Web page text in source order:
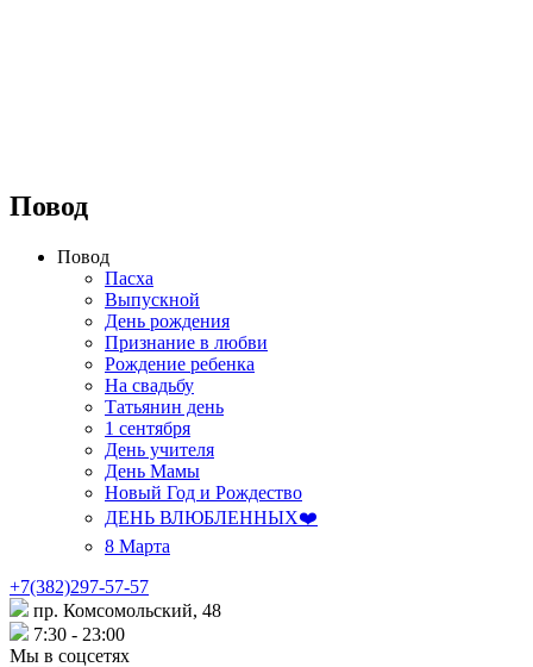
Повод
Повод
Пасха
Выпускной
День рождения
Признание в любви
Рождение ребенка
На свадьбу
Татьянин день
1 сентября
День учителя
День Мамы
Новый Год и Рождество
ДЕНЬ ВЛЮБЛЕННЫХ❤️
8 Марта
+7(382)297-57-57
пр. Комсомольский, 48
7:30 - 23:00
Мы в соцсетях